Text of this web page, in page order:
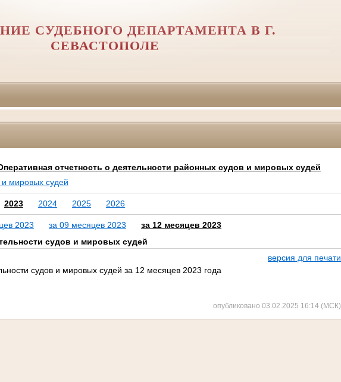
СУДЕБНОГО ДЕПАРТАМЕНТА В Г.
СЕВАСТОПОЛЕ
отчетность о деятельности районных судов и мировых судей
мировых судей
2023 2024 2025 2026
2023 за 09 месяцев 2023
за 12 месяцев 2023
судов и мировых судей
версия для печати
судов и мировых судей за 12 месяцев 2023 года
опубликовано 03.02.2025 16:14 (МСК)